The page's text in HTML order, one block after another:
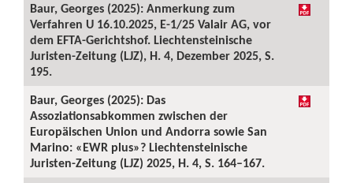
Baur, Georges (2025): Anmerkung zum
Verfahren U 16.10.2025, E-1/25 Valair AG, vor
dem EFTA-Gerichtshof. Liechtensteinische
Juristen-Zeitung (LJZ), H. 4, Dezember 2025, S.
195.
Baur, Georges (2025): Das
Assoziationsabkommen zwischen der
Europäischen Union und Andorra sowie San
Marino: «EWR plus»? Liechtensteinische
Juristen-Zeitung (LJZ) 2025, H. 4, S. 164–167.